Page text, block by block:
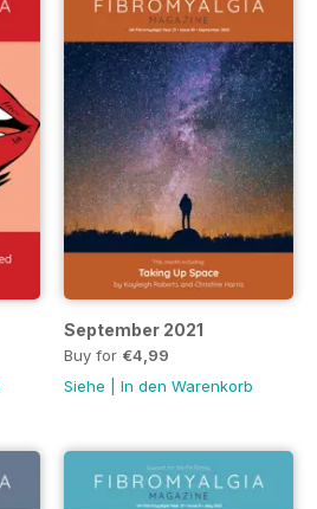
September 2021
Buy for €4,99
Siehe
In den Warenkorb